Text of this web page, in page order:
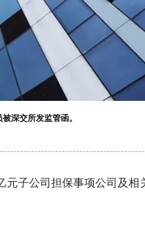
深交所发监管函。
元子公司担保事项公司及相